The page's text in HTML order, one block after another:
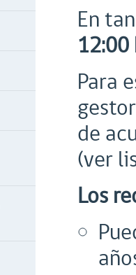
En
12:00
Para
de
(ver
Los